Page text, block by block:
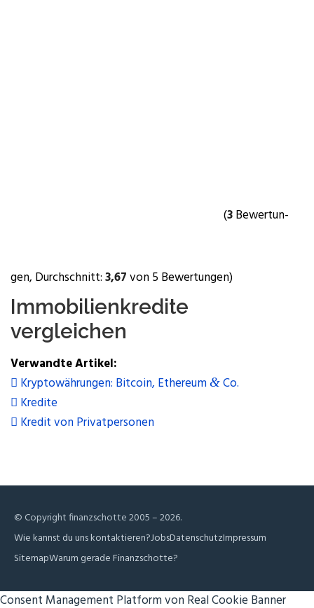
(3Bewer­tun­
gen, Durch­schnitt:3,67von 5 Bewertungen)
Immo­bi­li­en­kre­di­te
vergleichen
Ver­wand­te Artikel:
Kryp­to­wäh­run­gen: Bit­co­in, Ethe­re­um&Co.
Kredite
Kre­dit von Privatpersonen
© Copyright finanzschotte 2005 – 2026.
Wie kannst du uns kontaktieren?JobsDaten­schutzImpres­sum
Site­mapWar­um gera­de Finanzschotte?
Consent Management Platform von Real Cookie Banner